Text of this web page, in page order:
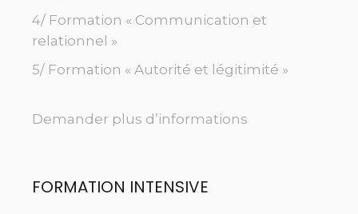
4/ Formation « Communication et
relationnel »
5/ Formation « Autorité et légitimité »
Demander plus d’informations
FORMATION INTENSIVE